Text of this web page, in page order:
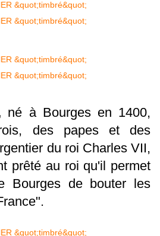
né à Bourges en 1400,
des papes et des
du roi Charles VII,
prêté au roi qu'il permet
Bourges de bouter les